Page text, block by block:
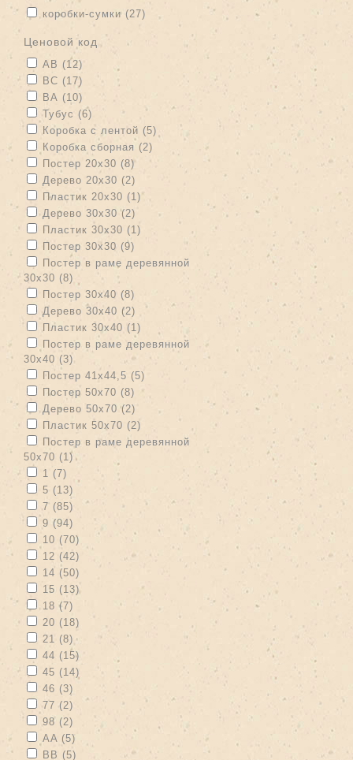
Apply коробки-сумки filter
коробки-сумки (27) Apply коробки-сумки filter
Ценовой код
Apply АВ filter
АВ (12)
Apply ВС filter
ВС (17) Apply ВС filter
Apply ВА filter
ВА (10)
Apply Тубус filter
Тубус (6) Apply Тубус filter
Apply Коробка с лентой filter
Коробка с лентой (5) Apply Коробка с лентой filter
Apply Коробка сборная filter
Коробка сборная (2) Apply Коробка сборная filter
Apply Постер 20х30 filter
Постер 20х30 (8)Apply Постер 20х30 filter
Apply Дерево 20х30 filter
Дерево 20х30 (2) Apply Дерево 20х30 filter
Apply Пластик 20х30 filter
Пластик 20х30 (1)Apply Пластик 20х30 filter
Apply Дерево 30х30 filter
Дерево 30х30 (2) Apply Дерево 30х30 filter
Apply Пластик 30х30 filter
Пластик 30х30 (1) Apply Пластик 30х30 filter
Apply Постер 30х30 filter
Постер 30х30 (9) Apply Постер 30х30 filter
Apply Постер в раме деревянной 30х30 filter
Постер в раме деревянной
30х30 (8) Apply Постер в раме деревянной 30х30 filter
Apply Постер 30х40 filter
Постер 30х40 (8)
Apply Дерево 30х40 filter
Дерево 30х40 (2) Apply Дерево 30х40 filter
Apply Пластик 30х40 filter
Пластик 30х40 (1) Apply Пластик 30х40 filter
Apply Постер в раме деревянной 30х40 filter
Постер в раме деревянной
30х40 (3) Apply Постер в раме деревянной 30х40 filter
Apply Постер 41х44,5 filter
Постер 41х44,5 (5) Apply Постер 41х44,5 filter
Apply Постер 50х70 filter
Постер 50х70 (8) Apply Постер 50х70 filter
Apply Дерево 50х70 filter
Дерево 50х70 (2) Apply Дерево 50х70 filter
Apply Пластик 50х70 filter
Пластик 50х70 (2) Apply Пластик 50х70 filter
Apply Постер в раме деревянной 50х70 filter
Постер в раме деревянной
50х70 (1) Apply Постер в раме деревянной 50х70 filter
Apply 1 filter
1 (7) Apply 1 filter
Apply 5 filter
5 (13)
Apply 7 filter
7 (85) Apply 7 filter
Apply 9 filter
9 (94) Apply 9 filter
Apply 10 filter
10 (70) Apply 10 filter
Apply 12 filter
12 (42) Apply 12 filter
Apply 14 filter
14 (50)
Apply 15 filter
15 (13) Apply 15 filter
Apply 18 filter
18 (7) Apply 18 filter
Apply 20 filter
20 (18) Apply 20 filter
Apply 21 filter
21 (8) Apply 21 filter
Apply 44 filter
44 (15)
Apply 45 filter
45 (14) Apply 45 filter
Apply 46 filter
46 (3)
Apply 77 filter
77 (2) Apply 77 filter
Apply 98 filter
98 (2) Apply 98 filter
Apply AA filter
AA (5)
Apply BB filter
BB (5) Apply BB filter